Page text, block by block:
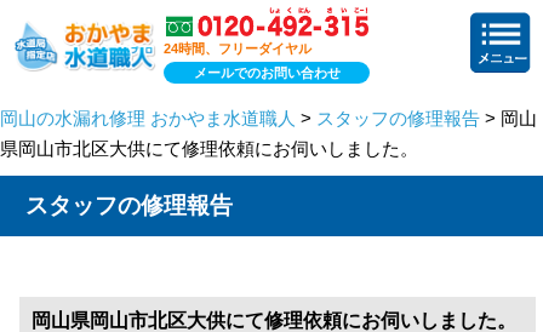
24時間、フリーダイヤル
メールでのお問い合わせ
岡山の水漏れ修理 おかやま水道職人 > スタッフの修理報告 > 岡山
県岡山市北区大供にて修理依頼にお伺いしました。
スタッフの修理報告
岡山県岡山市北区大供にて修理依頼にお伺いしました。